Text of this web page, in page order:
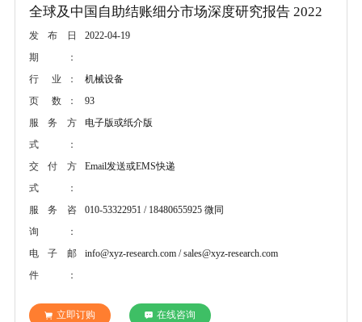
全球及中国自助结账细分市场深度研究报告 2022
发布日
期：
2022-04-19
行 业：
机械设备
页 数：
93
服务方
式：
电子版或纸介版
交付方
式：
Email发送或EMS快递
服务咨
询：
010-53322951 / 18480655925 微同
电子邮
件：
info@xyz-research.com / sales@xyz-research.com
立即订购 在线咨询